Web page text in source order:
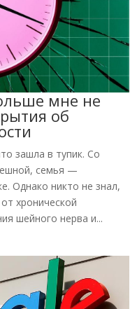
мне не
об
зашла в тупик. Со
семья —
Однако никто не знал,
хронической
шейного нерва и...